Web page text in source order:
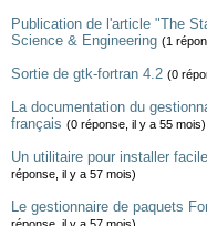
Publication de l'article "The
Science & Engineering (1
Sortie de gtk-fortran 4.2 (0
La documentation du
français (0 réponse, il y a 55 mois)
Un utilitaire pour installer
réponse, il y a 57 mois)
Le gestionnaire de paquets